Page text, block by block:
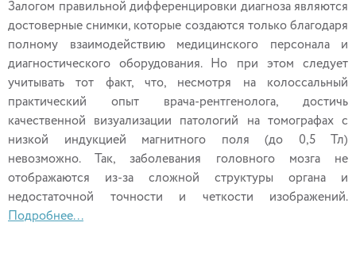
Залогом правильной дифференцировки диагноза являются
достоверные снимки, которые создаются только благодаря
полному взаимодействию медицинского персонала и
диагностического оборудования. Но при этом следует
учитывать тот факт, что, несмотря на колоссальный
практический опыт врача-рентгенолога, достичь
качественной визуализации патологий на томографах с
низкой индукцией магнитного поля (до 0,5 Тл)
невозможно. Так, заболевания головного мозга не
отображаются из-за сложной структуры органа и
недостаточной точности и четкости изображений.
Подробнее...